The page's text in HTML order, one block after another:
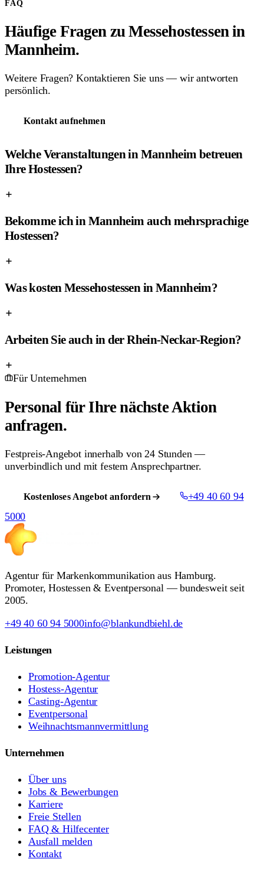
FAQ
Häufige Fragen zu Messehostessen in
Mannheim.
Weitere Fragen? Kontaktieren Sie uns — wir antworten
persönlich.
Kontakt aufnehmen
Welche Veranstaltungen in Mannheim betreuen
Ihre Hostessen?
Bekomme ich in Mannheim auch mehrsprachige
Hostessen?
Was kosten Messehostessen in Mannheim?
Arbeiten Sie auch in der Rhein-Neckar-Region?
Für Unternehmen
Personal für Ihre nächsteAktion
anfragen.
Festpreis-Angebot innerhalb von 24 Stunden —
unverbindlich und mit festem Ansprechpartner.
Kostenloses Angebot anfordern
+49 40 60 94
5000
Agentur für Markenkommunikation aus Hamburg.
Promoter, Hostessen & Eventpersonal — bundesweit seit
2005.
+49 40 60 94 5000info@blankundbiehl.de
Leistungen
Promotion-Agentur
Hostess-Agentur
Casting-Agentur
Eventpersonal
Weihnachtsmannvermittlung
Unternehmen
Über uns
Jobs & Bewerbungen
Karriere
Freie Stellen
FAQ & Hilfecenter
Ausfall melden
Kontakt